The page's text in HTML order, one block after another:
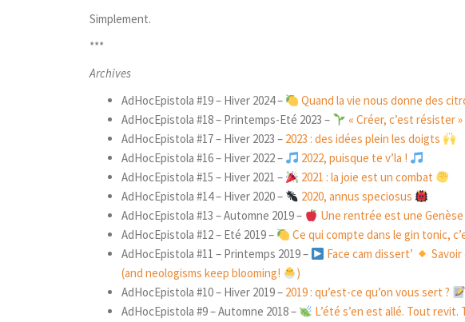
Simplement.
***
Archives
AdHocEpistola #19 – Hiver 2024 –
Quand la vie nous donne des
AdHocEpistola #18 – Printemps-Eté 2023 –
« Créer, c’est résister
AdHocEpistola #17 – Hiver 2023 – 2023 : des idées plein les doigts
AdHocEpistola #16 – Hiver 2022 –
2022, puisque te v’la !
AdHocEpistola #15 – Hiver 2021 –
2021 : la joie est un combat
AdHocEpistola #14 – Hiver 2020 –
2020, annus speciosus
AdHocEpistola #13 – Automne 2019 –
Une rentrée est une
AdHocEpistola #12 – Eté 2019 –
Ce qui compte dans le gin tonic,
AdHocEpistola #11 – Printemps 2019 –
Face cam dissert’
(and neologisms keep blooming!
)
AdHocEpistola #10 – Hiver 2019 – 2019 : qu’est-ce qu’on vous sert ?
AdHocEpistola #9 – Automne 2018 –
L’été s’en est allé. Tout revit.